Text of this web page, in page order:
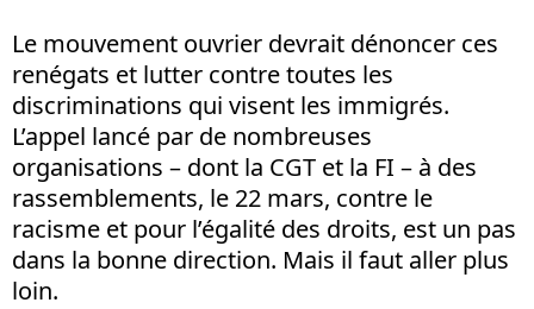
Le mouvement ouvrier devrait dénoncer ces
renégats et lutter contre toutes les
discriminations qui visent les immigrés.
L’appel lancé par de nombreuses
organisations – dont la CGT et la FI – à des
rassemblements, le 22 mars, contre le
racisme et pour l’égalité des droits, est un pas
dans la bonne direction. Mais il faut aller plus
loin.